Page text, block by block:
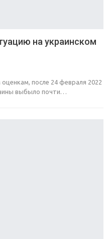
на украинском
после 24 февраля 2022
выбыло почти…